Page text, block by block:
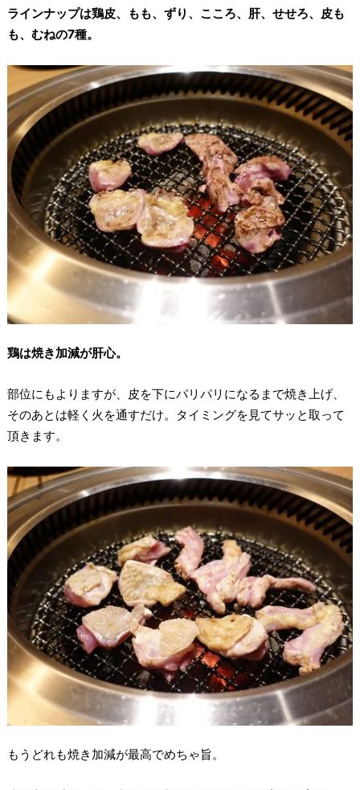
ラインナップは鶏皮、もも、ずり、こころ、肝、せせろ、皮も
も、むねの7種。
鶏は焼き加減が肝心。
部位にもよりますが、皮を下にパリパリになるまで焼き上げ、
そのあとは軽く火を通すだけ。タイミングを見てサッと取って
頂きます。
もうどれも焼き加減が最高でめちゃ旨。